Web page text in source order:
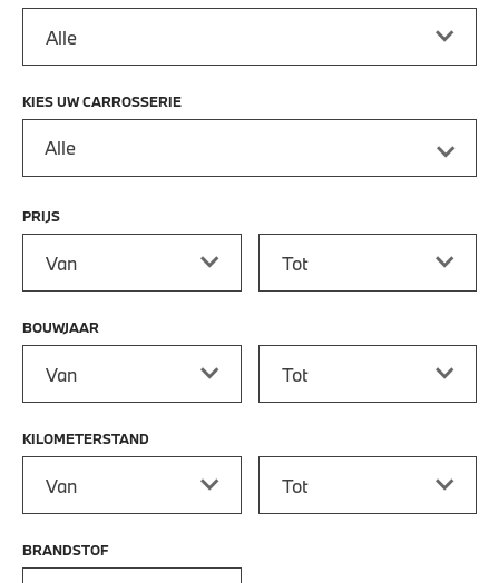
KIES UW CARROSSERIE
Alle
PRIJS
BOUWJAAR
KILOMETERSTAND
BRANDSTOF